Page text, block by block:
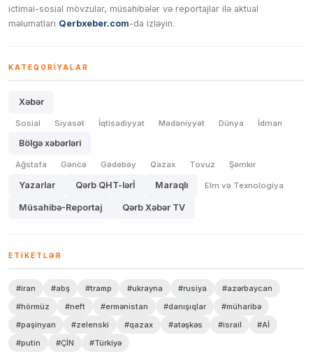
ictimai-sosial mövzular, müsahibələr və reportajlar ilə aktual
məlumatları Qerbxeber.com-da izləyin.
KATEQORIYALAR
Xəbər
Sosial Siyasət İqtisadiyyat Mədəniyyət Dünya İdman
Bölgə xəbərləri
Ağstafa Gəncə Gədəbəy Qazax Tovuz Şəmkir
Yazarlar Qərb QHT-lərİ Maraqlı Elm və Texnologiya
Müsahibə-Reportaj Qərb Xəbər TV
ETIKETLƏR
#iran #abş #tramp #ukrayna #rusiya
#azərbaycan
#hörmüz
#neft #ermənistan #danışıqlar
#müharibə
#paşinyan
#zelenski #qazax #atəşkəs #israil
#Aİ
#putin
#ÇİN #Türkiyə